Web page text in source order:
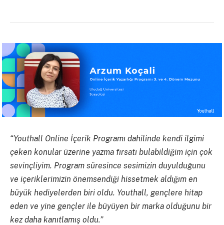
“Youthall Online İçerik Programı dahilinde kendi ilgimi
çeken konular üzerine yazma fırsatı bulabildiğim için çok
sevinçliyim. Program süresince sesimizin duyulduğunu
ve içeriklerimizin önemsendiği hissetmek aldığım en
büyük hediyelerden biri oldu. Youthall, gençlere hitap
eden ve yine gençler ile büyüyen bir marka olduğunu bir
kez daha kanıtlamış oldu.”